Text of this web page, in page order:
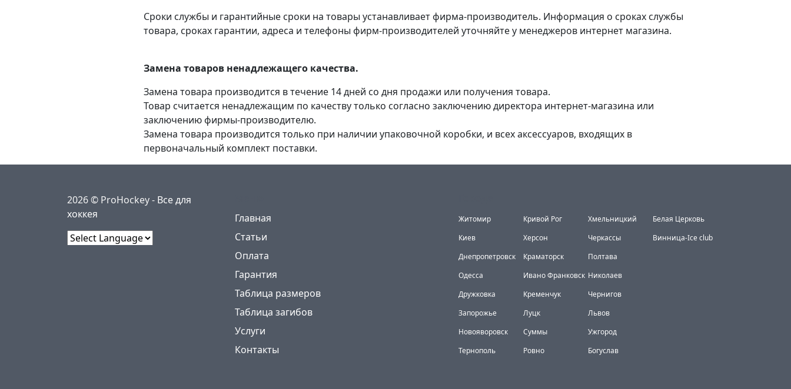
Сроки службы и гарантийные сроки на товары устанавливает фирма-производитель. Информация о сроках службы
товара, сроках гарантии, адреса и телефоны фирм-производителей уточняйте у менеджеров интернет магазина.
Замена товаров ненадлежащего качества.
Замена товара производится в течение 14 дней со дня продажи или получения товара.
Товар считается ненадлежащим по качеству только согласно заключению директора интернет-магазина или
заключению фирмы-производителю.
Замена товара производится только при наличии упаковочной коробки, и всех аксессуаров, входящих в
первоначальный комплект поставки.
2026 © ProHockey - Все для
хоккея
Главная
Статьи
Оплата
Гарантия
Таблица размеров
Таблица загибов
Услуги
Контакты
Житомир
Киев
Днепропетровск
Одесса
Дружковка
Запорожье
Новояворовск
Тернополь
Кривой Рог
Херсон
Краматорск
Ивано Франковск
Кременчук
Луцк
Суммы
Ровно
Хмельницкий
Черкассы
Полтава
Николаев
Чернигов
Львов
Ужгород
Богуслав
Белая Церковь
Винница-Ice club